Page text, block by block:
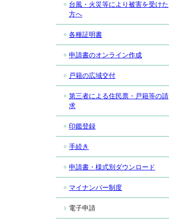
台風・火災等により被害を受けた
方へ
各種証明書
申請書のオンライン作成
戸籍の広域交付
第三者による住民票・戸籍等の請
求
印鑑登録
手続き
申請書・様式別ダウンロード
マイナンバー制度
電子申請